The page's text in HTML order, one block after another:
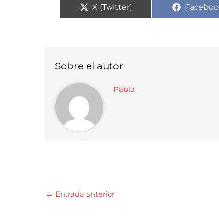
Compartir
en
X (Twitter)
Sobre el autor
Pablo
← Entrada anterior